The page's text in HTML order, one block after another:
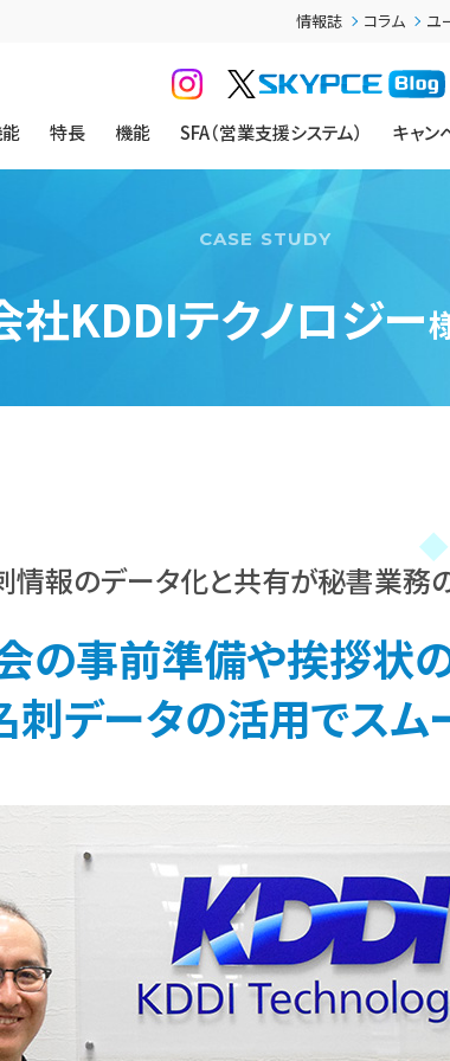
特長 機能 SFA（営業支援システム） キャン
情報誌 コラム ユ
社KDDIテクノロジー
情報のデータ化と共有が秘書業務
の事前準備や挨拶状
刺データの活用でスム